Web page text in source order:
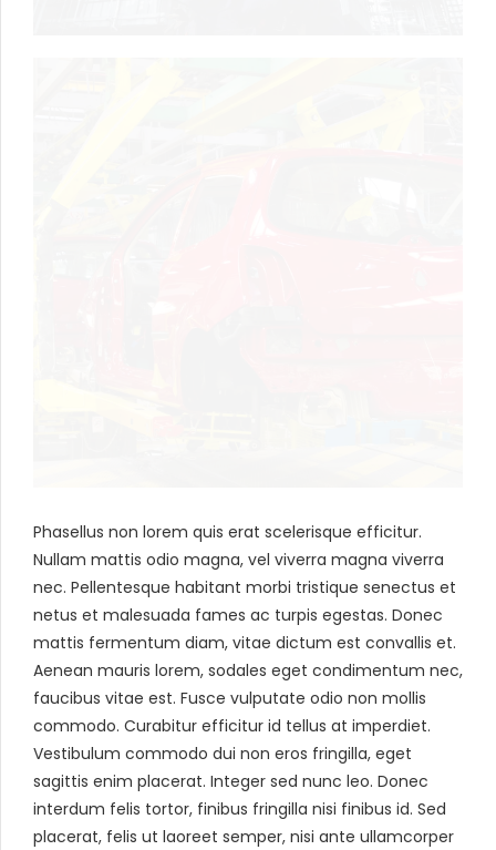
Phasellus non lorem quis erat scelerisque efficitur.
Nullam mattis odio magna, vel viverra magna viverra
nec. Pellentesque habitant morbi tristique senectus et
netus et malesuada fames ac turpis egestas. Donec
mattis fermentum diam, vitae dictum est convallis et.
Aenean mauris lorem, sodales eget condimentum nec,
faucibus vitae est. Fusce vulputate odio non mollis
commodo. Curabitur efficitur id tellus at imperdiet.
Vestibulum commodo dui non eros fringilla, eget
sagittis enim placerat. Integer sed nunc leo. Donec
interdum felis tortor, finibus fringilla nisi finibus id. Sed
placerat, felis ut laoreet semper, nisi ante ullamcorper